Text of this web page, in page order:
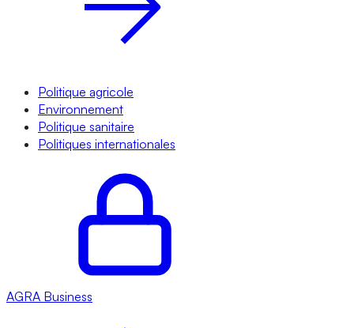
Politique agricole
Environnement
Politique sanitaire
Politiques internationales
AGRA Business